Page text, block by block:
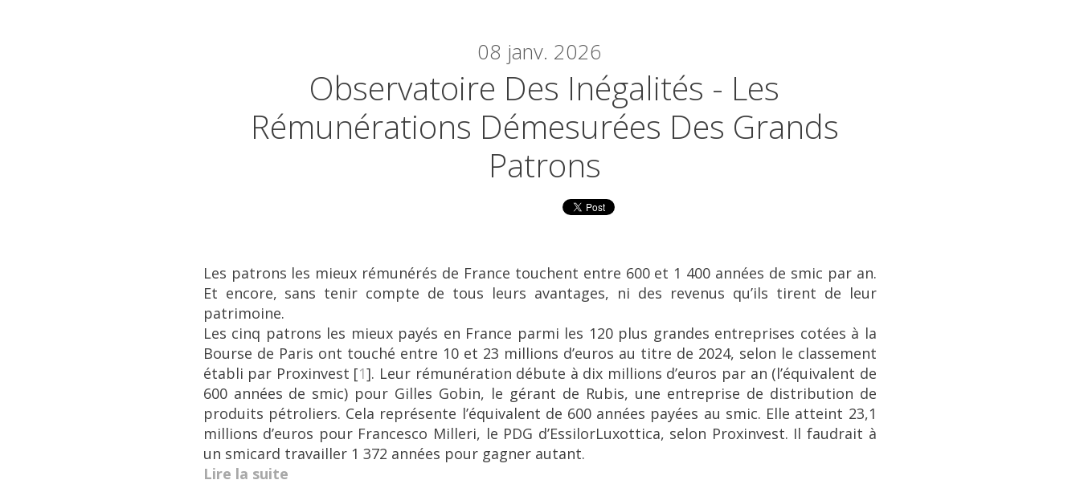
08 janv. 2026
Observatoire Des Inégalités - Les
Rémunérations Démesurées Des Grands
Patrons
Les patrons les mieux rémunérés de France touchent entre 600 et 1 400 années de smic par an.
Et encore, sans tenir compte de tous leurs avantages, ni des revenus qu’ils tirent de leur
patrimoine.
Les cinq patrons les mieux payés en France parmi les 120 plus grandes entreprises cotées à la
Bourse de Paris ont touché entre 10 et 23 millions d’euros au titre de 2024, selon le classement
établi par Proxinvest [1]. Leur rémunération débute à dix millions d’euros par an (l’équivalent de
600 années de smic) pour Gilles Gobin, le gérant de Rubis, une entreprise de distribution de
produits pétroliers. Cela représente l’équivalent de 600 années payées au smic. Elle atteint 23,1
millions d’euros pour Francesco Milleri, le PDG d’EssilorLuxottica, selon Proxinvest. Il faudrait à
un smicard travailler 1 372 années pour gagner autant.
Lire la suite